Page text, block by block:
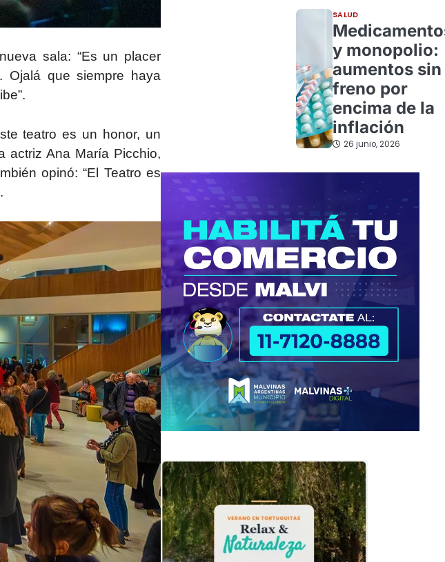
sala: “Es un placer
Ojalá que siempre haya
teatro es un honor, un
actriz Ana María Picchio,
opinó: “El Teatro es
SALUD
y monopolio:
aumentos sin
freno por
encima de la
inflación
26 junio, 2026